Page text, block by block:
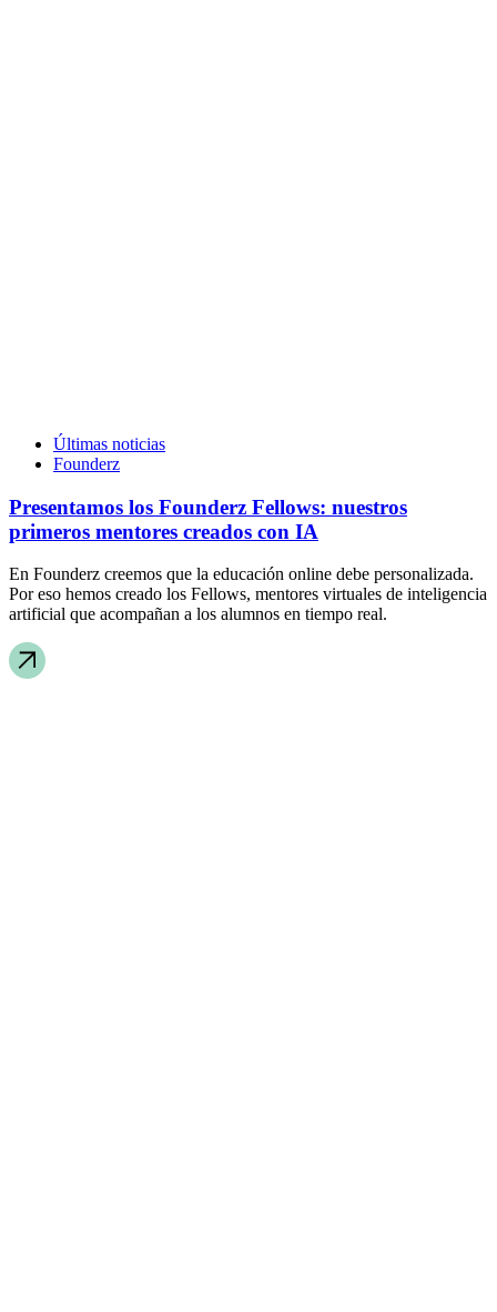
Últimas noticias
Founderz
Presentamos los Founderz Fellows: nuestros
primeros mentores creados con IA
En Founderz creemos que la educación online debe personalizada.
Por eso hemos creado los Fellows, mentores virtuales de inteligencia
artificial que acompañan a los alumnos en tiempo real.